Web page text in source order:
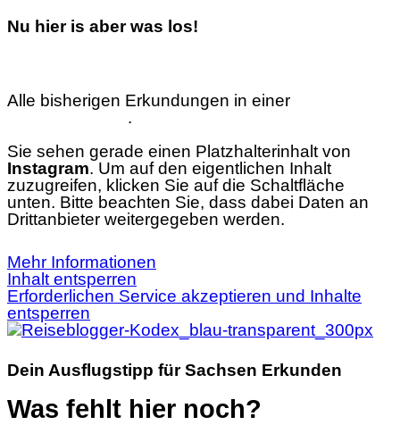
Nu hier is aber was los!
Alle bisherigen Erkundungen in einer
.
Sie sehen gerade einen Platzhalterinhalt von
Instagram. Um auf den eigentlichen Inhalt
zuzugreifen, klicken Sie auf die Schaltfläche
unten. Bitte beachten Sie, dass dabei Daten an
Drittanbieter weitergegeben werden.
Mehr Informationen
Inhalt entsperren
Erforderlichen Service akzeptieren und Inhalte
entsperren
Dein Ausflugstipp für Sachsen Erkunden
Was fehlt hier noch?